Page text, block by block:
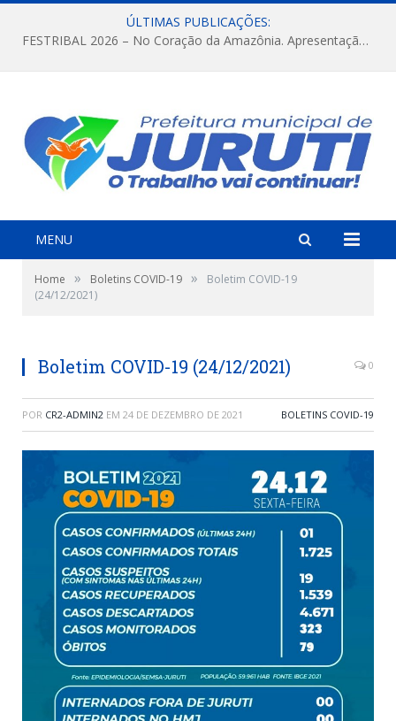
ÚLTIMAS PUBLICAÇÕES:
FESTRIBAL 2026 – No Coração da Amazônia. Apresentação da Munduruku.
MENU
Home » Boletins COVID-19 »
Boletim COVID-19
(24/12/2021)
Boletim COVID-19 (24/12/2021) 0
POR CR2-ADMIN2 EM 24 DE DEZEMBRO DE 2021 BOLETINS COVID-19